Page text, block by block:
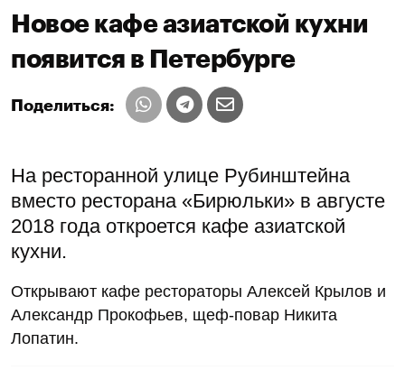
Новое кафе азиатской кухни
появится в Петербурге
Поделиться:
На ресторанной улице Рубинштейна
вместо ресторана «Бирюльки» в августе
2018 года откроется кафе азиатской
кухни.
Открывают кафе рестораторы Алексей Крылов и
Александр Прокофьев, щеф-повар Никита
Лопатин.